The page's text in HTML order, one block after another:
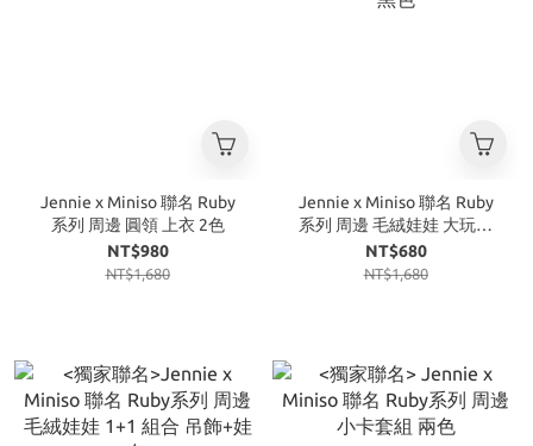
Jennie x Miniso 聯名 Ruby
系列 周邊 圓領 上衣 2色
NT$980
NT$1,680
Jennie x Miniso 聯名 Ruby
系列 周邊 毛絨娃娃 大玩偶
黑色
NT$680
NT$1,680